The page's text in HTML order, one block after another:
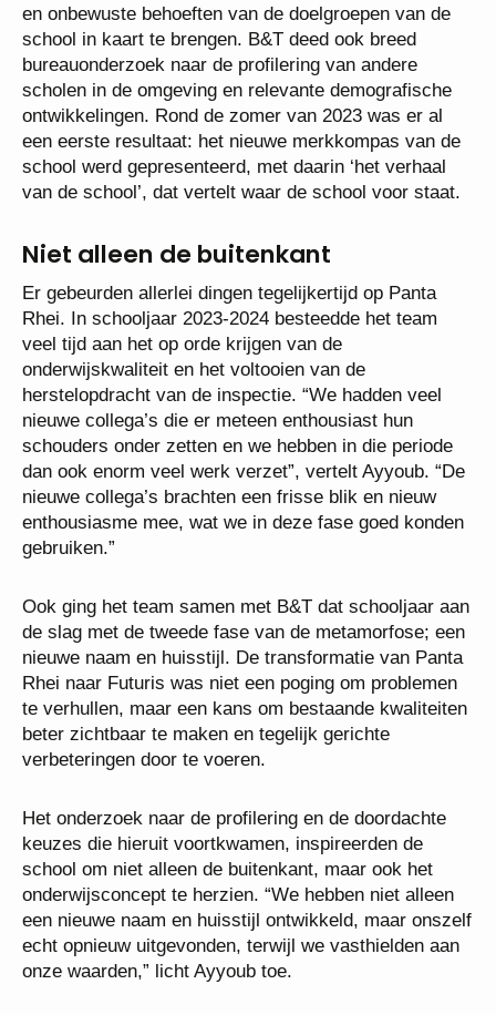
en onbewuste behoeften van de doelgroepen van de
school in kaart te brengen. B&T deed ook breed
bureauonderzoek naar de profilering van andere
scholen in de omgeving en relevante demografische
ontwikkelingen. Rond de zomer van 2023 was er al
een eerste resultaat: het nieuwe merkkompas van de
school werd gepresenteerd, met daarin ‘het verhaal
van de school’, dat vertelt waar de school voor staat.
Niet alleen de buitenkant
Er gebeurden allerlei dingen tegelijkertijd op Panta
Rhei. In schooljaar 2023-2024 besteedde het team
veel tijd aan het op orde krijgen van de
onderwijskwaliteit en het voltooien van de
herstelopdracht van de inspectie. “We hadden veel
nieuwe collega’s die er meteen enthousiast hun
schouders onder zetten en we hebben in die periode
dan ook enorm veel werk verzet”, vertelt Ayyoub. “De
nieuwe collega’s brachten een frisse blik en nieuw
enthousiasme mee, wat we in deze fase goed konden
gebruiken.”
Ook ging het team samen met B&T dat schooljaar aan
de slag met de tweede fase van de metamorfose; een
nieuwe naam en huisstijl. De transformatie van Panta
Rhei naar Futuris was niet een poging om problemen
te verhullen, maar een kans om bestaande kwaliteiten
beter zichtbaar te maken en tegelijk gerichte
verbeteringen door te voeren.
Het onderzoek naar de profilering en de doordachte
keuzes die hieruit voortkwamen, inspireerden de
school om niet alleen de buitenkant, maar ook het
onderwijsconcept te herzien. “We hebben niet alleen
een nieuwe naam en huisstijl ontwikkeld, maar onszelf
echt opnieuw uitgevonden, terwijl we vasthielden aan
onze waarden,” licht Ayyoub toe.